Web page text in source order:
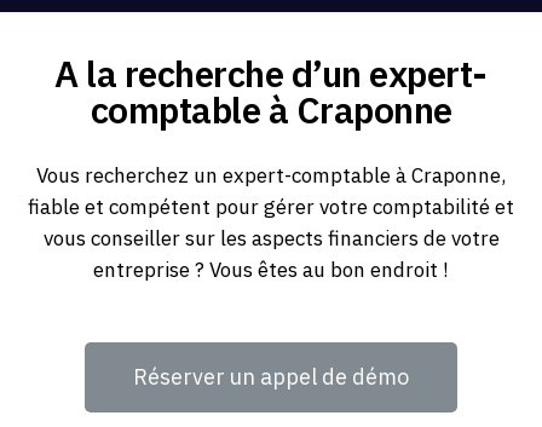
A la recherche d’un expert-
comptable à Craponne
Vous recherchez un expert-comptable à Craponne,
fiable et compétent pour gérer votre comptabilité et
vous conseiller sur les aspects financiers de votre
entreprise ? Vous êtes au bon endroit !
Réserver un appel de démo